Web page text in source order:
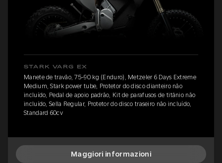
STARK VARG EX
Manete de travão, 75-90 kg (Enduro), Metzeler 6 Days Extreme
Medium, Stark power tube, Protetor do disco dianteiro não
incluído, Pedal de apoio padrão, Kit de parafusos de titânio não
incluído, Sella Regular, Protetor do disco traseiro não incluído,
Standard 60cv
Maggiori informazioni